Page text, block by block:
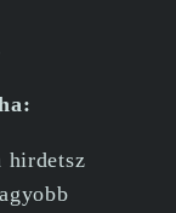
hirdetsz